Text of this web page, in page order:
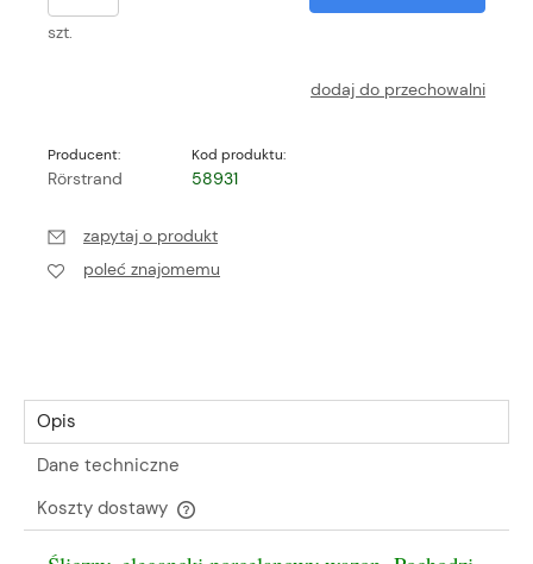
szt.
dodaj do przechowalni
Producent:
Rörstrand
Kod produktu:
58931
zapytaj o produkt
poleć znajomemu
Opis
Dane techniczne
Koszty dostawy
Cena nie zawiera ewentualnych kosztów płatności